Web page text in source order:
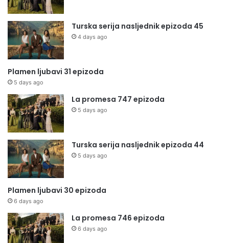
Turska serija nasljednik epizoda 45
4 days ago
Plamen ljubavi 31 epizoda
5 days ago
La promesa 747 epizoda
5 days ago
Turska serija nasljednik epizoda 44
5 days ago
Plamen ljubavi 30 epizoda
6 days ago
La promesa 746 epizoda
6 days ago